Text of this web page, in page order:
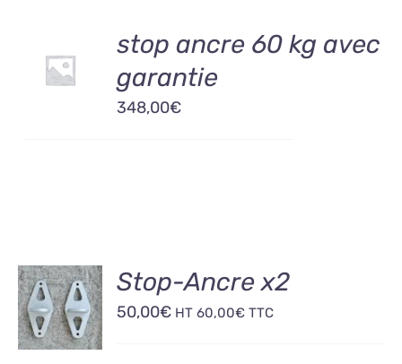
AU
PANIER
stop ancre 60 kg avec
garantie
348,00€
AJOUTER
AU
PANIER
/
DÉTAILS
Stop-Ancre x2
50,00€ HT60,00€ TTC